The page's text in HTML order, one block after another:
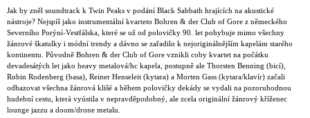
Jak by zněl soundtrack k Twin Peaks v podání Black Sabbath hrajících na akustické
nástroje? Nejspíš jako instrumentální kvarteto Bohren & der Club of Gore z německého
Severního Porýní-Vestfálska, které se už od polovičky 90. let pohybuje mimo všechny
žánrové škatulky i módní trendy a dávno se zařadilo k nejoriginálnějším kapelám starého
kontinentu. Původně Bohren & der Club of Gore vznikli coby kvartet na počátku
devadesátých let jako heavy metalová/hc kapela, postupně ale Thorsten Benning (bicí),
Robin Rodenberg (basa), Reiner Henseleit (kytara) a Morten Gass (kytara/klavír) začali
odhazovat všechna žánrová klišé a během polovičky dekády se vydali na pozoruhodnou
hudební cestu, která vyústila v nepravděpodobný, ale zcela originální žánrový kříženec
lounge jazzu a doom/drone metalu.